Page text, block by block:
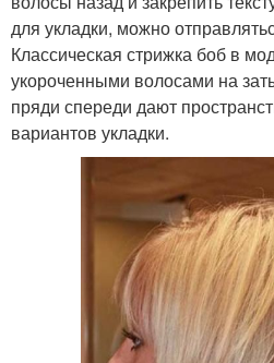
для укладки, можно
Классическая стрижка боб в
укороченными волосами на
пряди спереди дают
вариантов укладки.